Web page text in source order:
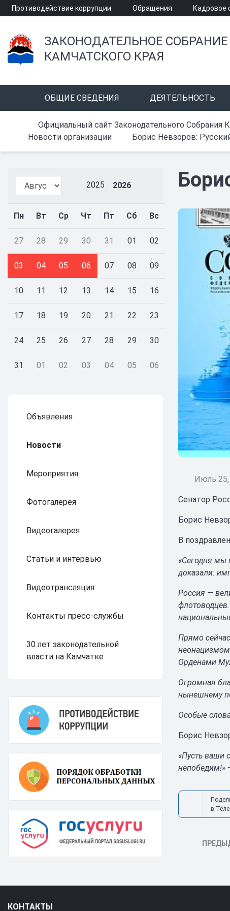
Противодействие коррупции Обращения Кадровое
ЗАКОНОДАТЕЛЬНОЕ СОБРАНИЕ
КАМЧАТСКОГО КРАЯ
ОБЩИЕ СВЕДЕНИЯ ДЕЯТЕЛЬНОСТЬ
Официальный сайт Законодательного Собрания
Новости организации
Борис Невзоров:
2025 2026
Пн Вт Ср Чт Пт Сб Вс
27 28 29 30 31 01 02
03 04 05 06 07 08 09
10 11 12 13 14 15 16
17 18 19 20 21 22 23
24 25 26 27 28 29 30
31 01 02 03 04 05 06
Объявления
Новости
Мероприятия
Фотогалерея
Видеогалерея
Статьи и интервью
Видеотрансляция
Контакты пресс-службы
30 лет законодательной
власти на Камчатке
Июль 25,
Сенатор
Борис
В
«Сегодня мы
доказали:
Россия —
Прямо
Орденами
Огромная
нынешнему
Особые
Борис
«Пусть ваши
непобедим!»
в
КОНТАКТЫ